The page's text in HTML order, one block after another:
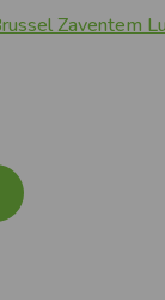
Zaventem